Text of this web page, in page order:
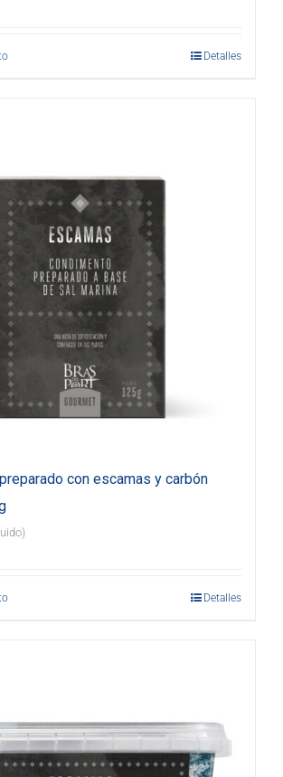
Detalles
con escamas y carbón
Detalles